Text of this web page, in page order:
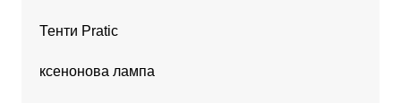
Тенти Pratic
ксенонова лампа